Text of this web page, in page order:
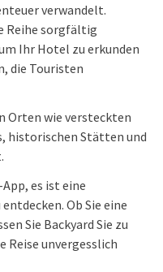
verwandelt.
Reihe sorgfältig
Ihr Hotel zu erkunden
die Touristen
Orten wie versteckten
historischen Stätten und
es ist eine
Ob Sie eine
Sie Backyard Sie zu
Reise unvergesslich